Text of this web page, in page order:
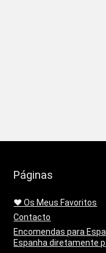
Páginas
❤️ Os Meus Favoritos
Contacto
Encomendas para
Espanha diretamente